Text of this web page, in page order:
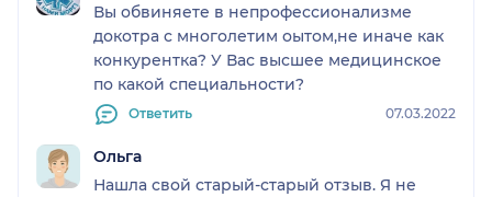
Вы обвиняете в непрофессионализме
докотра с многолетим оытом,не иначе как
конкурентка? У Вас высшее медицинское
по какой специальности?
Ответить 07.03.2022
Ольга
Нашла свой старый-старый отзыв. Я не